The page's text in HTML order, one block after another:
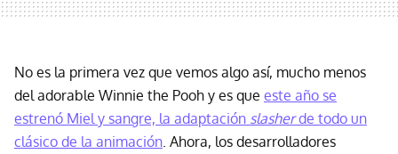
No es la primera vez que vemos algo así, mucho menos
del adorable Winnie the Pooh y es que este año se
estrenó Miel y sangre, la adaptación slasherde todo un
clásico de la animación . Ahora, los desarrolladores